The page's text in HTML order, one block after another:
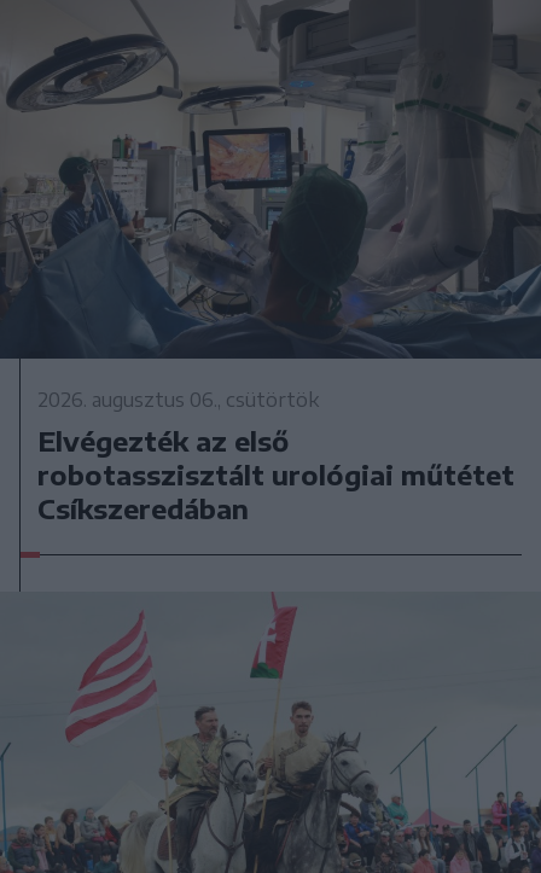
2026. augusztus 06., csütörtök
Elvégezték az első
robotasszisztált urológiai műtétet
Csíkszeredában